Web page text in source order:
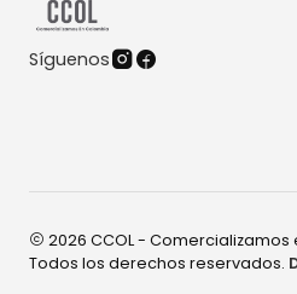
Síguenos
2026 CCOL - Comercializamos
Todos los derechos reservados.